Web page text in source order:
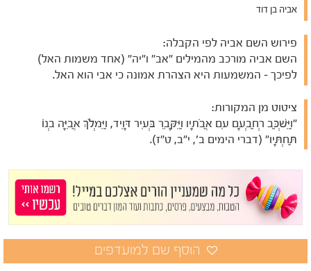
אביה בן דוד
פירוש השם אביה לפי הקבלה:
השם אביה מורכב מהמילים "אב" ו"יה" (אחד משמות האל)
לפיכך – המשמעות היא הצהרת אמונה כי אבי הוא האל.
ציטוט מן המקורות:
"וַיִּשְׁכַּב רְחַבְעָם עִם אֲבֹתָיו וַיִּקָּבֵר בְּעִיר דָּוִיד, וַיִּמְלֹךְ אֲבִיָּה בְנוֹ
תַּחְתָּיו" (דברי הימים ב', י"ב, ט"ז).